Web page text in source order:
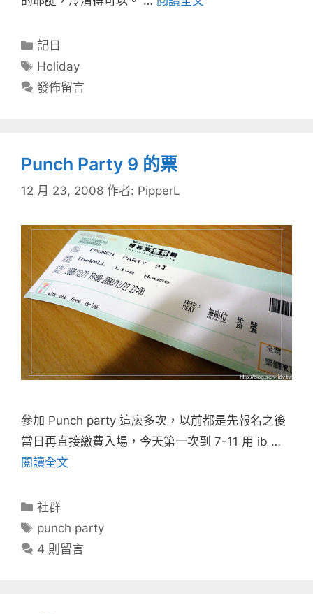
分
類
記日
標
籤
Holiday
發佈留言
Punch Party 9 的票
12 月 23, 2008 作者: PipperL
參加 Punch party 這麼多次，以前都是先報名之後
當日再直接繳費入場，今天第一次到 7-11 用 ib …
閱讀全文
分
社群
標
籤
punch party
4 則留言